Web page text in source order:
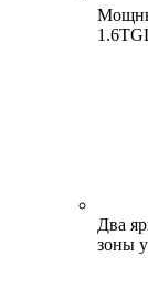
Два
зоны